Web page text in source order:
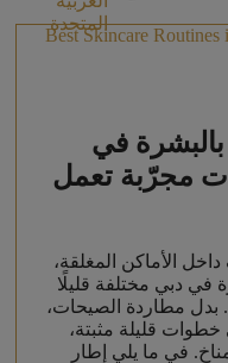
بالبشرة في
مجرّبة تعمل
الأماكن المغلقة،
في دبي مختلفة قليلًا
بدل مطاردة الصيحات،
خطوات قليلة مثبتة،
في ما يلي إطار